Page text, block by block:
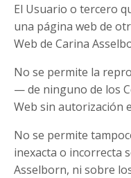
El Usuario o tercero
una página web de
Web de Carina
No se permite la
— de ninguno de los
Web sin autorización
No se permite
inexacta o incorrecta
Asselborn, ni sobre